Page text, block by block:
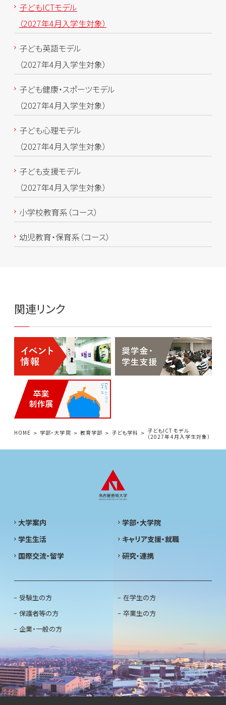
子どもICTモデル
（2027年4月入学生対象）
子ども英語モデル
（2027年4月入学生対象）
子ども健康・スポーツモデル
（2027年4月入学生対象）
子ども心理モデル
（2027年4月入学生対象）
子ども支援モデル
（2027年4月入学生対象）
小学校教育系（コース）
幼児教育・保育系（コース）
関連リンク
HOME 学部・大学院 教育学部 子ども学科
子どもICTモデル
（2027年4月入学生対象）
大学案内
学部・大学院
学生生活
キャリア支援・就職
国際交流・留学
研究・連携
受験生の方
在学生の方
保護者等の方
卒業生の方
企業・一般の方